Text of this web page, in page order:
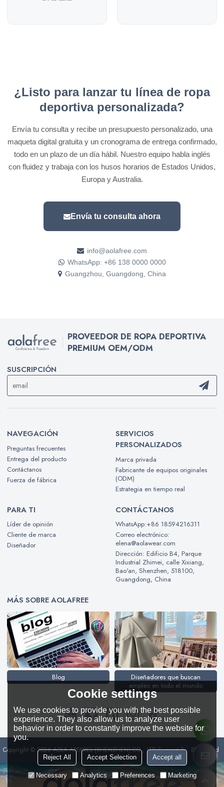
¿Listo para lanzar tu línea de ropa
deportiva personalizada?
Envía tu consulta y recibe un presupuesto personalizado, una
maqueta digital gratuita y un cronograma de entrega confirmado,
todo en un plazo de un día hábil. Nuestro equipo habla inglés
con fluidez y trabaja con los husos horarios de Estados Unidos,
Europa y Australia.
Envía tu consulta ahora
info@aolafree.com
WhatsApp: +86 138 0000 0000
Guangzhou, Guangdong, China
PROVEEDOR DE ROPA DEPORTIVA
PREMIUM OEM/ODM
SUSCRIPCIÓN
NAVEGACIÓN
Preguntas frecuentes
Entrega del producto
Contáctanos
Fuerza de fábrica
SERVICIOS
PERSONALIZADOS
Marca privada
Fabricante de equipos originales
(ODM)
Estrategia en tiempo real
PARA TI
Líder de opinión
Cliente de marca
Diseñador
CONTÁCTANOS
WhatsApp:+86 18594216311
Correo electrónico:
elena@aolawear.com
Dirección: Edificio B4, Parque
Industrial Zhimei, calle Xixiang,
Bao'an, Shenzhen, 518100,
Guangdong, China
MÁS SOBRE AOLAFREE
Blog
Diseñadores que buscan
empleo en todo el mundo
Copyright © 2026AOLA APPAREL (SHENZHEN) CO., LTDSupport By BEE Cloud
Cookie settings
We use cookies to provide you with the best possible
experience. They also allow us to analyze user
behavior in order to constantly improve the website for
you.
Reject All Accept Selection Accept all
Necessary Analytics Preferences Marketing